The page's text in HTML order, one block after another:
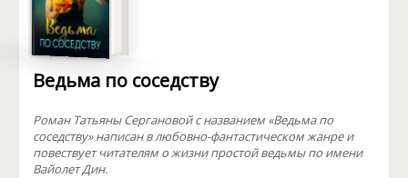
Ведьма по соседству
Роман Татьяны Сергановой с названием «Ведьма по
соседству» написан в любовно-фантастическом жанре и
повествует читателям о жизни простой ведьмы по имени
Вайолет Дин.